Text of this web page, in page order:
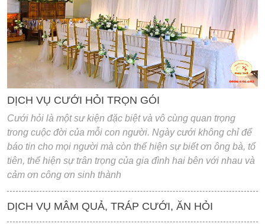
'
DỊCH VỤ CƯỚI HỎI TRỌN GÓI
Cưới hỏi là một sư kiện đặc biệt và vô cùng quan trọng
trong cuộc đời của mỗi con người. Ngày cưới không chỉ để
báo tin cho mọi người mà còn thể hiện sự biết ơn ông bà, tổ
tiên, thể hiện sự trân trọng của gia đình hai bên với nhau và
cảm ơn công ơn sinh thành
DỊCH VỤ MÂM QUẢ, TRÁP CƯỚI, ĂN HỎI